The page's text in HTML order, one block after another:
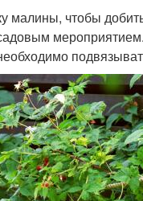
малины, чтобы